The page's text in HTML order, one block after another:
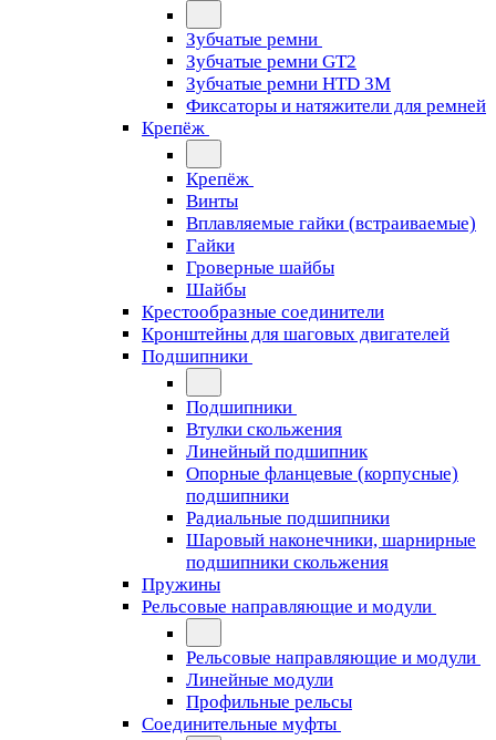
Зубчатые ремни
Зубчатые ремни GT2
Зубчатые ремни HTD 3M
Фиксаторы и натяжители для ремней
Крепёж
Крепёж
Винты
Вплавляемые гайки (встраиваемые)
Гайки
Гроверные шайбы
Шайбы
Крестообразные соединители
Кронштейны для шаговых двигателей
Подшипники
Подшипники
Втулки скольжения
Линейный подшипник
Опорные фланцевые (корпусные)
подшипники
Радиальные подшипники
Шаровый наконечники, шарнирные
подшипники скольжения
Пружины
Рельсовые направляющие и модули
Рельсовые направляющие и модули
Линейные модули
Профильные рельсы
Соединительные муфты